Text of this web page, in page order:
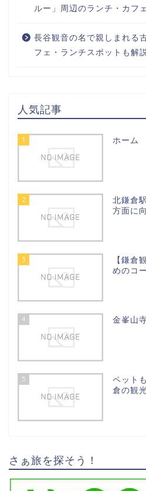
ルー」周辺のランチ・カフ
長谷観音の名で親しまれる
フェ・ランチスポットも解
人気記事
1 ホーム
2
北鎌倉
方面に
3
【鎌倉
めのコ
4 金峯山
5
ペット
倉の観
さぁ旅を探そう！